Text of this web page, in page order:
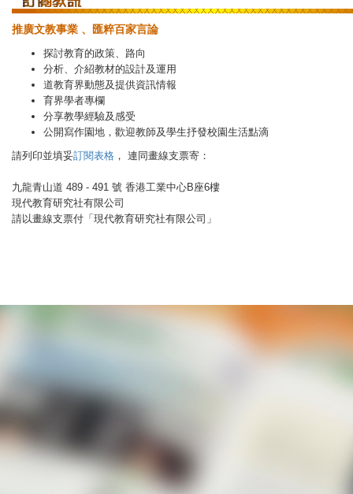
推廣文教事業 、匯粹百家言論
探討教育的政策、路向
分析、介紹教材的設計及運用
道教育界動態及提供資訊情報
育界學者專欄
分享教學經驗及感受
公開寫作園地，歡迎教師及學生抒發校園生活點滴
請列印並填妥訂閱表格 ， 連同畫線支票寄：
九龍青山道 489 - 491 號 香港工業中心B座6樓
現代教育研究社有限公司
請以畫線支票付「現代教育研究社有限公司」